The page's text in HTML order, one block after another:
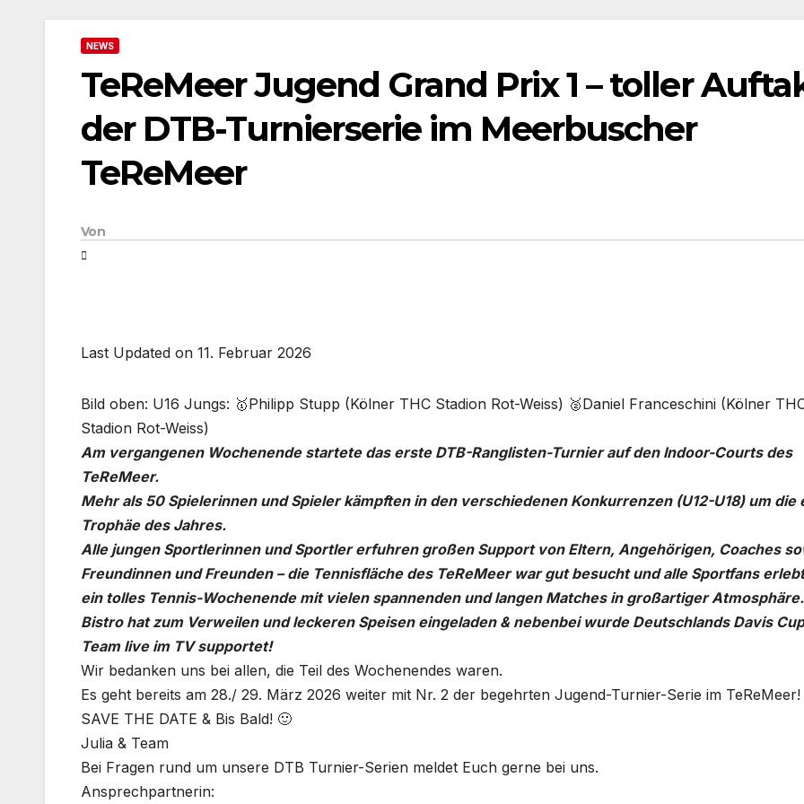
NEWS
TeReMeer Jugend Grand Prix 1 – toller
der DTB-Turnierserie im Meerbuscher
TeReMeer
Von
Last Updated on 11. Februar 2026
Bild oben: U16 Jungs: 🥇Philipp Stupp (Kölner THC Stadion Rot-Weiss) 🥈Daniel Franceschini (Kölner
Stadion Rot-Weiss)
Am vergangenen Wochenende startete das erste DTB-Ranglisten-Turnier auf den Indoor-Courts des
TeReMeer.
Mehr als 50 Spielerinnen und Spieler kämpften in den verschiedenen Konkurrenzen (U12-U18) um die
Trophäe des Jahres.
Alle jungen Sportlerinnen und Sportler erfuhren großen Support von Eltern, Angehörigen, Coaches
Freundinnen und Freunden – die Tennisfläche des TeReMeer war gut besucht und alle Sportfans
ein tolles Tennis-Wochenende mit vielen spannenden und langen Matches in großartiger
Bistro hat zum Verweilen und leckeren Speisen eingeladen & nebenbei wurde Deutschlands Davis Cup
Team live im TV supportet!
Wir bedanken uns bei allen, die Teil des Wochenendes waren.
Es geht bereits am ​28./ 29. März 2026 weiter mit Nr. 2 der begehrten Jugend-Turnier-Serie im TeReMeer!
SAVE THE DATE & Bis Bald! 🙂
Julia & Team
Bei Fragen rund um unsere DTB Turnier-Serien meldet Euch gerne bei uns.
Ansprechpartnerin: